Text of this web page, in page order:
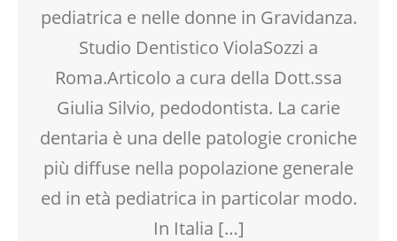
pediatrica e nelle donne in Gravidanza.
Studio Dentistico ViolaSozzi a
Roma.Articolo a cura della Dott.ssa
Giulia Silvio, pedodontista. La carie
dentaria è una delle patologie croniche
più diffuse nella popolazione generale
ed in età pediatrica in particolar modo.
In Italia […]